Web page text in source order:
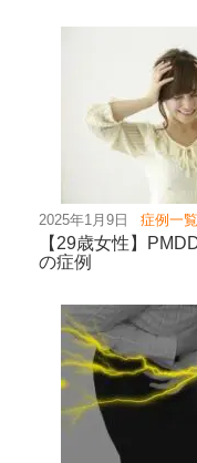
2025年1月9日 症例一覧
【29歳女性】
の症例